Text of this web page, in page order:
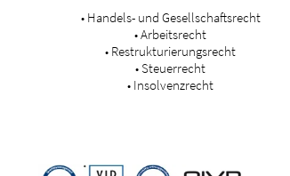
• Handels- und Gesellschaftsrecht
• Arbeitsrecht
• Restrukturierungsrecht
• Steuerrecht
• Insolvenzrecht